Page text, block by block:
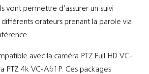
vont permettre d’assurer un suivi
orateurs prenant la parole via
avec la caméra PTZ Full HD VC-
PTZ 4k VC-A61P. Ces packages